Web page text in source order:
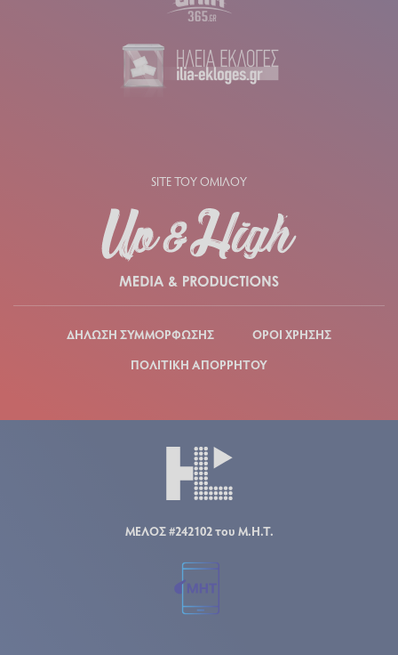
SITE ΤΟΥ ΟΜΙΛΟΥ
ΔΗΛΩΣΗ ΣΥΜΜΟΡΦΩΣΗΣ
ΟΡΟΙ ΧΡΗΣΗΣ
ΠΟΛΙΤΙΚΗ ΑΠΟΡΡΗΤΟΥ
ΜΕΛΟΣ #242102 του Μ.Η.Τ.